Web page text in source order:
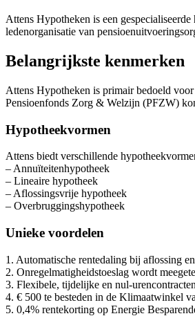
Attens Hypotheken is een
ledenorganisatie van
Belangrijkste kenmerken
Attens Hypotheken is primair bedoeld
Pensioenfonds Zorg & Welzijn (PFZW)
Hypotheekvormen
Attens biedt verschillende
– Annuïteitenhypotheek
– Lineaire hypotheek
– Aflossingsvrije hypotheek
– Overbruggingshypotheek
Unieke voordelen
1. Automatische rentedaling bij aflossing
2. Onregelmatigheidstoeslag wordt
3. Flexibele, tijdelijke en nul-
4. € 500 te besteden in de Klimaatwinkel
5. 0,4% rentekorting op Energie